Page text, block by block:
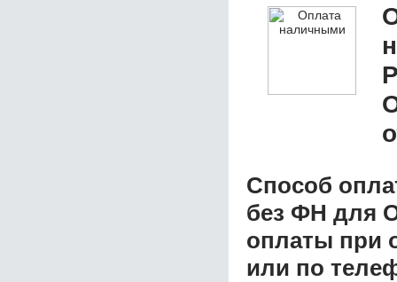
Способ
без ФН для
оплаты при
или по